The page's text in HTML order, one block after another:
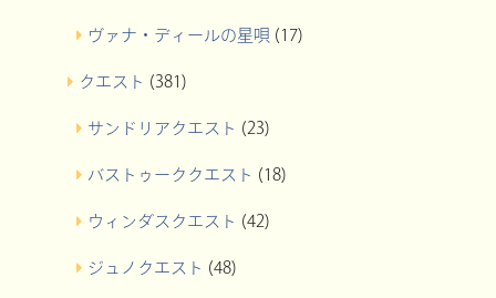
ヴァナ・ディールの星唄 (17)
クエスト (381)
サンドリアクエスト (23)
バストゥーククエスト (18)
ウィンダスクエスト (42)
ジュノクエスト (48)